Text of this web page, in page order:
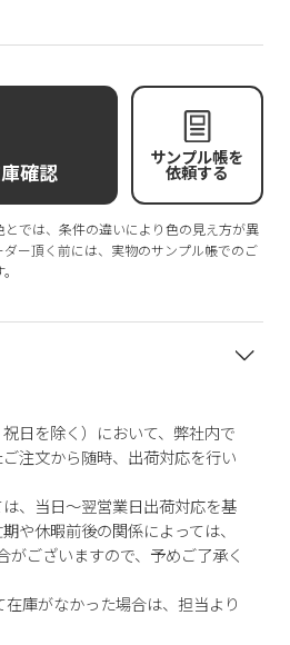
確認
サンプル帳を
依頼する
では、条件の違いにより色の見え方が異
ー頂く前には、実物のサンプル帳でのご
日を除く）において、弊社内で
注文から随時、出荷対応を行い
、当日～翌営業日出荷対応を基
や休暇前後の関係によっては、
がございますので、予めご了承く
庫がなかった場合は、担当より